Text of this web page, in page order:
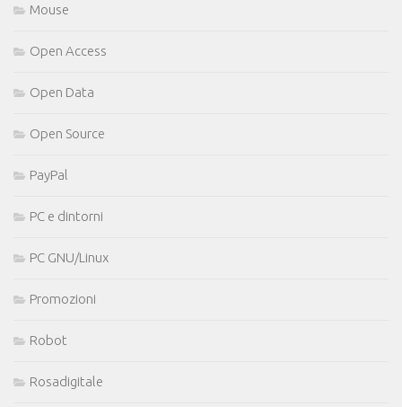
Mouse
Open Access
Open Data
Open Source
PayPal
PC e dintorni
PC GNU/Linux
Promozioni
Robot
Rosadigitale